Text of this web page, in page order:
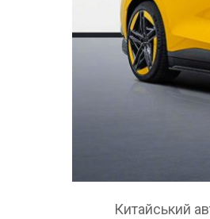
Китайський